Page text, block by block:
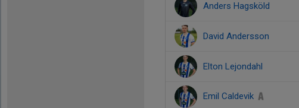
Anders Hagsköld
David Andersson
Elton Lejondahl
Emil Caldevik